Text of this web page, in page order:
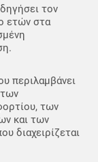
τον
ετών στα
περιλαμβάνει
των
και των
διαχειρίζεται